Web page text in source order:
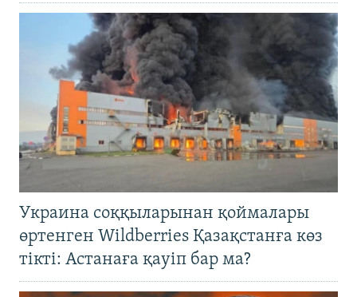
Украина соққыларынан қоймалары
өртенген Wildberries Қазақстанға көз
тікті: Астанаға қауіп бар ма?